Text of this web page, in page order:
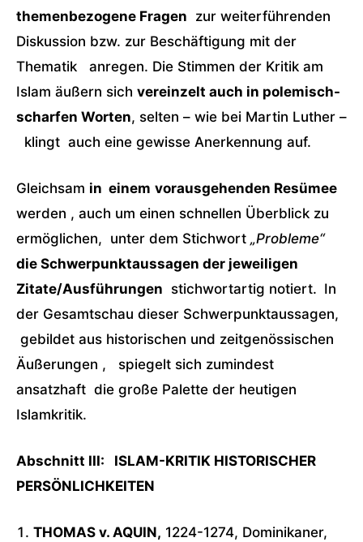
themenbezogene Fragen zur weiterführenden
Diskussion bzw. zur Beschäftigung mit der
Thematik anregen. Die Stimmen der Kritik am
Islam äußern sich vereinzelt auch in polemisch-
scharfen Worten, selten – wie bei Martin Luther –
klingt auch eine gewisse Anerkennung auf.
Gleichsam in einem vorausgehenden Resümee
werden , auch um einen schnellen Überblick zu
ermöglichen, unter dem Stichwort „Probleme“
die Schwerpunktaussagen der jeweiligen
Zitate/Ausführungen stichwortartig notiert. In
der Gesamtschau dieser Schwerpunktaussagen,
gebildet aus historischen und zeitgenössischen
Äußerungen , spiegelt sich zumindest
ansatzhaft die große Palette der heutigen
Islamkritik.
Abschnitt III: ISLAM-KRITIK HISTORISCHER
PERSÖNLICHKEITEN
THOMAS v. AQUIN, 1224-1274, Dominikaner,